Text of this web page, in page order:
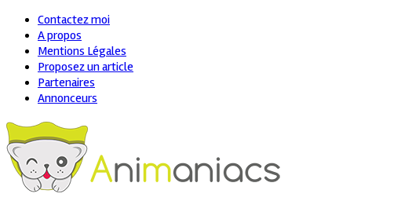
Contactez moi
A propos
Mentions Légales
Proposez un article
Partenaires
Annonceurs